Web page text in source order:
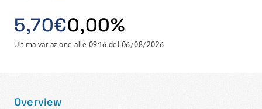
5,70€0,00%
Ultima variazione alle 09:16 del 06/08/2026
Overview